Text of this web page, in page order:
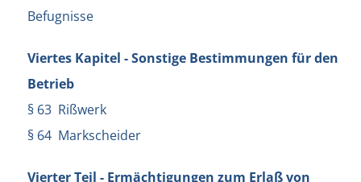
Befugnisse
Viertes Kapitel - Sonstige Bestimmungen für den
Betrieb
§ 63 Rißwerk
§ 64 Markscheider
Vierter Teil - Ermächtigungen zum Erlaß von